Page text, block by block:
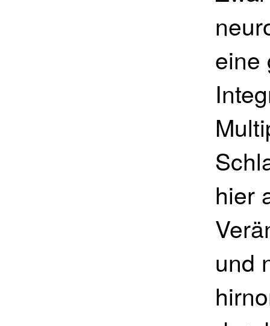
eine
hier
und